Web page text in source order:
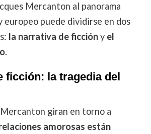
Mercanton al panorama
europeo puede dividirse en dos
la narrativa de ficcióny el
.
ficción: la tragedia del
Mercanton giran en torno a
amorosas están